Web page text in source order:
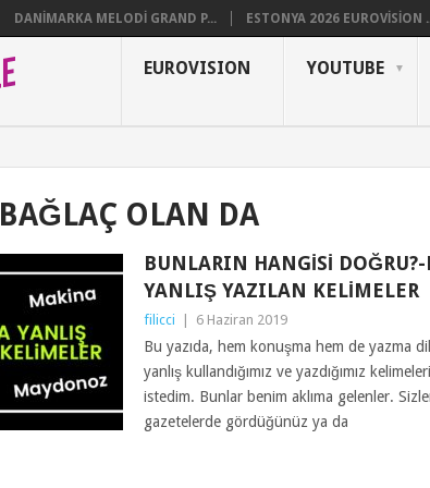
DANIMARKA MELODI GRAND P... ESTONYA 2026 EUROVISION
EUROVISION YOUTUBE
BAĞLAÇ OLAN DA
BUNLARIN HANGISI
YANLIŞ YAZILAN KELIMELER
filicci 6 Haziran 2019
Bu yazıda, hem konuşma hem de yazma
yanlış kullandığımız ve yazdığımız
istedim. Bunlar benim aklıma gelenler.
gazetelerde gördüğünüz ya da